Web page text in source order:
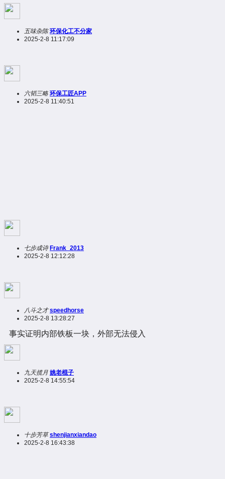
五味杂陈 环保化工不分家
2025-2-8 11:17:09
六韬三略 环保工匠APP
2025-2-8 11:40:51
七步成诗 Frank_2013
2025-2-8 12:12:28
八斗之才 speedhorse
2025-2-8 13:28:27
事实证明内部铁板一块，外部无法侵入
九天揽月 姚老棍子
2025-2-8 14:55:54
十步芳草 shenjianxiandao
2025-2-8 16:43:38